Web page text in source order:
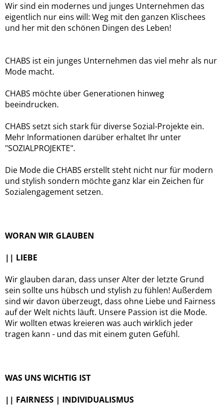
Wir sind ein modernes und junges Unternehmen das
eigentlich nur eins will: Weg mit den ganzen Klischees
und her mit den schönen Dingen des Leben!
CHABS ist ein junges Unternehmen das viel mehr als nur
Mode macht.
CHABS möchte über Generationen hinweg
beeindrucken.
CHABS setzt sich stark für diverse Sozial-Projekte ein.
Mehr Informationen darüber erhaltet Ihr unter
"SOZIALPROJEKTE".
Die Mode die CHABS erstellt steht nicht nur für modern
und stylish sondern möchte ganz klar ein Zeichen für
Sozialengagement setzen.
WORAN WIR GLAUBEN
|| LIEBE
Wir glauben daran, dass unser Alter der letzte Grund
sein sollte uns hübsch und stylish zu fühlen! Außerdem
sind wir davon überzeugt, dass ohne Liebe und Fairness
auf der Welt nichts läuft. Unsere Passion ist die Mode.
Wir wollten etwas kreieren was auch wirklich jeder
tragen kann - und das mit einem guten Gefühl.
WAS UNS WICHTIG IST
|| FAIRNESS | INDIVIDUALISMUS